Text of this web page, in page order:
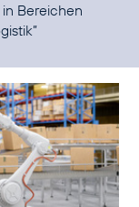
Bereichen